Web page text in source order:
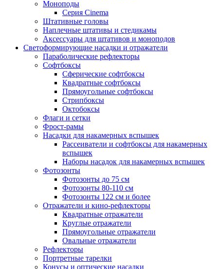
Моноподы
Серия Cinema
Штативные головы
Наплечные штативы и стедикамы
Аксессуары для штативов и моноподов
Светоформирующие насадки и отражатели
Параболические рефлекторы
Софтбоксы
Сферические софтбоксы
Квадратные софтбоксы
Прямоугольные софтбоксы
Стрипбоксы
Октобоксы
Флаги и сетки
Фрост-рамы
Насадки для накамерных вспышек
Рассеиватели и софтбоксы для накамерных
вспышек
Наборы насадок для накамерных вспышек
Фотозонты
Фотозонты до 75 см
Фотозонты 80-110 см
Фотозонты 122 см и более
Отражатели и кино-рефлекторы
Квадратные отражатели
Круглые отражатели
Прямоугольные отражатели
Овальные отражатели
Рефлекторы
Портретные тарелки
Конусы и оптические насадки